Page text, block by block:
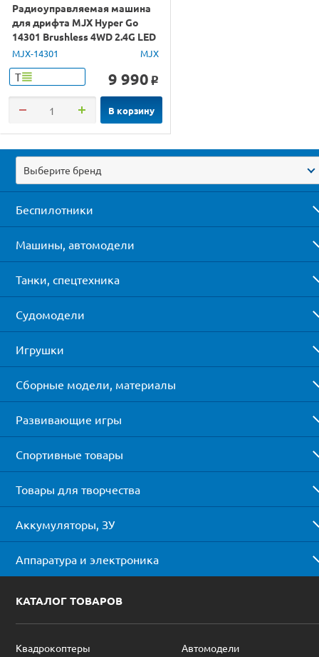
Радиоуправляемая машина
для дрифта MJX Hyper Go
14301 Brushless 4WD 2.4G LED
1/14 RTR
MJX-14301 MJX
Т 9 990 o
В корзину
Выберите бренд
Беспилотники
Машины, автомодели
Танки, спецтехника
Судомодели
Игрушки
Сборные модели, материалы
Развивающие игры
Спортивные товары
Товары для творчества
Аккумуляторы, ЗУ
Аппаратура и электроника
КАТАЛОГ ТОВАРОВ
Квадрокоптеры
Автомодели